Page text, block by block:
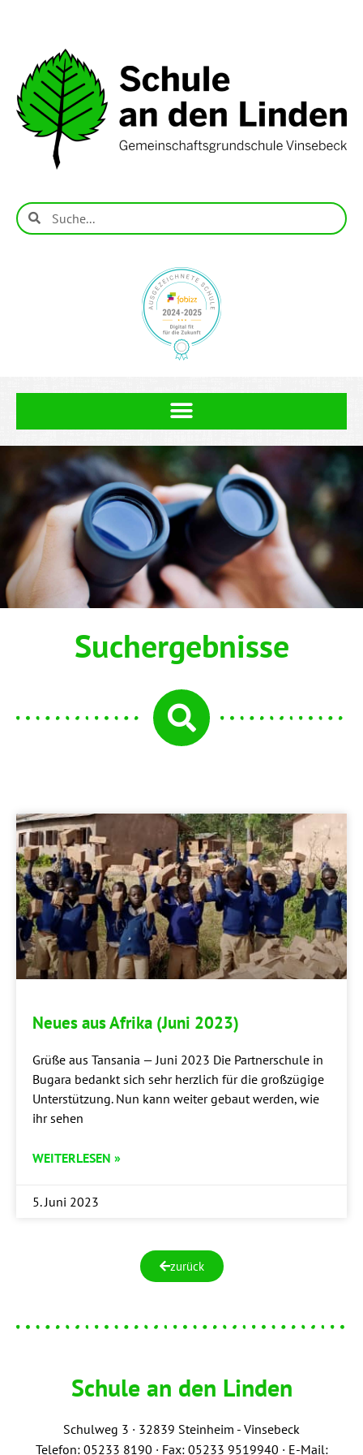
Suchergebnisse
Neu­es aus Afri­ka (Juni 2023)
Grü­ße aus Tan­sa­nia — Juni 2023 Die Part­ner­schu­le in
Bug­a­ra bedankt sich sehr herz­lich für die groß­zü­gi­ge
Unter­stüt­zung. Nun kann wei­ter gebaut wer­den, wie
ihr sehen
WEITERLESEN »
5. Juni 2023
zurück
Schule an den Linden
Schulweg 3 · 32839 Steinheim - Vinsebeck
Telefon: 05233 8190 · Fax: 05233 9519940 · E-Mail: